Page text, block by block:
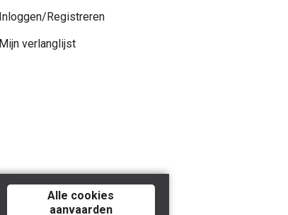
Inloggen/Registreren
Mijn verlanglijst
Alle cookies
aanvaarden